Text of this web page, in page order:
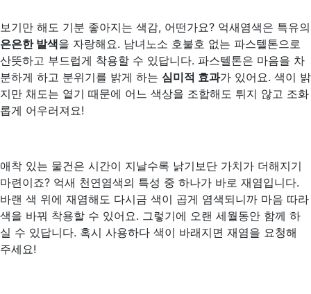
보기만 해도 기분 좋아지는 색감, 어떤가요? 억새염색은 특유의
은은한 발색을 자랑해요. 남녀노소 호불호 없는 파스텔톤으로
산뜻하고 부드럽게 착용할 수 있답니다. 파스텔톤은 마음을 차
분하게 하고 분위기를 밝게 하는 심미적 효과가 있어요. 색이 밝
지만 채도는 옅기 때문에 어느 색상을 조합해도 튀지 않고 조화
롭게 어우러져요!
애착 있는 물건은 시간이 지날수록 낡기보단 가치가 더해지기
마련이죠? 억새 천연염색의 특성 중 하나가 바로 재염입니다.
바랜 색 위에 재염해도 다시금 색이 곱게 염색되니까 마음 따라
색을 바꿔 착용할 수 있어요. 그렇기에 오랜 세월동안 함께 하
실 수 있답니다. 혹시 사용하다 색이 바래지면 재염을 요청해
주세요!